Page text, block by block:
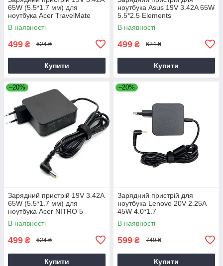
65W (5.5*1.7 мм) для
ноутбука Acer TravelMate
P2510-G2-M
В наявності
499 ₴ 624 ₴
Купити
ноутбука Asus 19V 3.42A 65W
5.5*2.5 Elements
В наявності
499 ₴ 624 ₴
Купити
–20%
Зарядний пристрій 19V 3.42A
65W (5.5*1.7 мм) для
ноутбука Acer NITRO 5
AN515-31 65
В наявності
499 ₴ 624 ₴
Купити
–20%
Зарядний пристрій для
ноутбука Lenovo 20V 2.25A
45W 4.0*1.7
В наявності
599 ₴ 749 ₴
Купити